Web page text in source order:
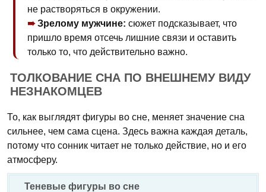
не растворяться в окружении.
Зрелому мужчине: сюжет подсказывает, что
пришло время отсечь лишние связи и оставить
только то, что действительно важно.
ТОЛКОВАНИЕ СНА ПО ВНЕШНЕМУ ВИДУ
НЕЗНАКОМЦЕВ
То, как выглядят фигуры во сне, меняет значение сна
сильнее, чем сама сцена. Здесь важна каждая деталь,
потому что сонник читает не только действие, но и его
атмосферу.
Теневые фигуры во сне